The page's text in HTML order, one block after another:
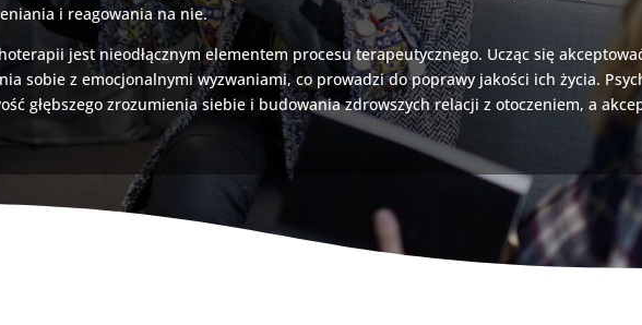
i reagowania na nie.
jest nieodłącznym elementem procesu terapeutycznego. Ucząc się
sobie z emocjonalnymi wyzwaniami, co prowadzi do poprawy jakości ich życia.
głębszego zrozumienia siebie i budowania zdrowszych relacji z otoczeniem, a